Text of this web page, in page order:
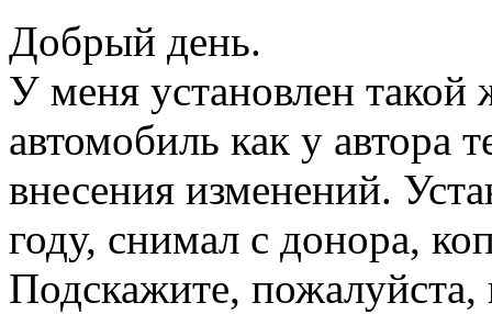
Добрый день.
У меня установлен такой
автомобиль как у автора
внесения изменений.
году, снимал с донора,
Подскажите, пожалуйста,